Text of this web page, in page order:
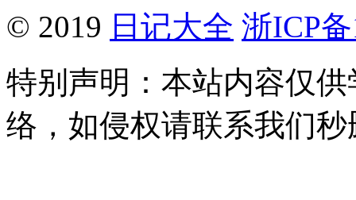
© 2019 日记大全 浙ICP
特别声明：本站内容仅
络，如侵权请联系我们秒